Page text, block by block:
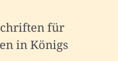
für
in Königs